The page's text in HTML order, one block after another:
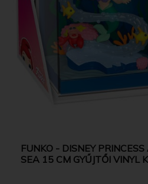
FUNKO - DISNEY
SEA 15 CM GYŰJTŐI VINYL